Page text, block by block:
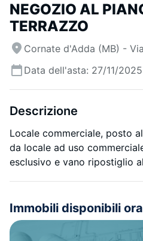
NEGOZIO AL
TERRAZZO
Cornate d'Adda (MB) -
Data dell'asta: 27/11/2025
Descrizione
Locale commerciale, posto
da locale ad uso
esclusivo e vano ripostiglio
Immobili disponibili ora